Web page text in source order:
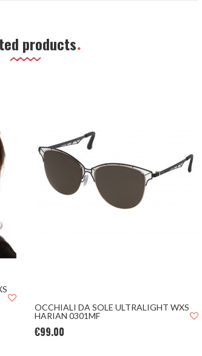
products
OCCHIALI DA SOLE ULTRALIGHT WXS
HARIAN 0301MF
€99.00